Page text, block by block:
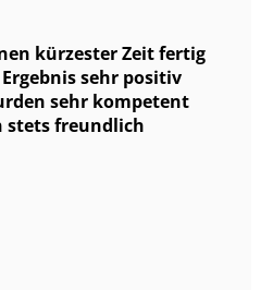
kürzester Zeit fertig
sehr positiv
sehr kompetent
stets freundlich